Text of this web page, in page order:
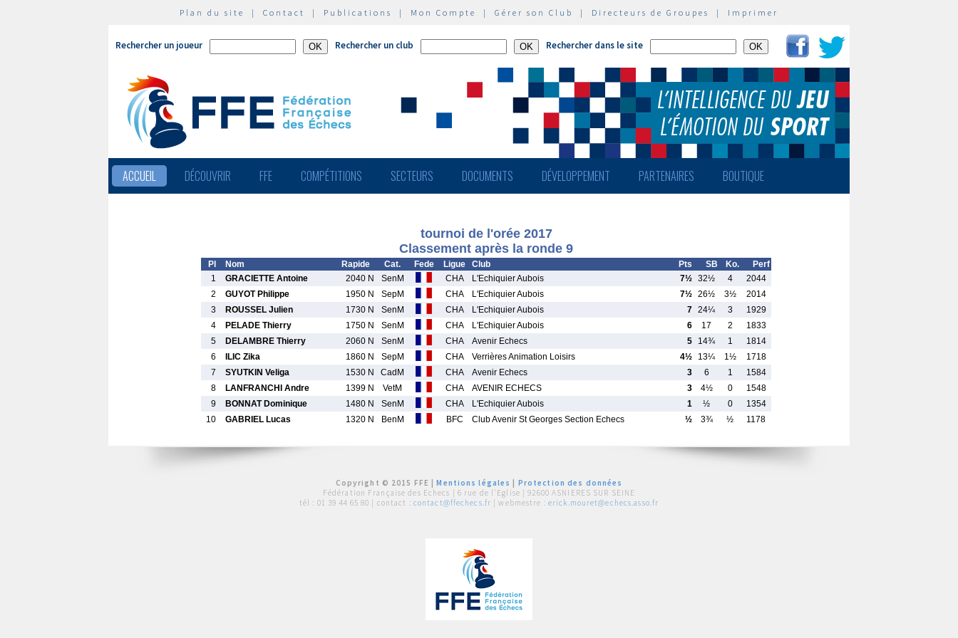
Plan du site | Contact | Publications | Mon Compte | Gérer son Club | Directeurs de Groupes | Imprimer
Rechercher un joueur Rechercher un club Rechercher dans le site
ACCUEIL DÉCOUVRIR FFE COMPÉTITIONS SECTEURS DOCUMENTS DÉVELOPPEMENT PARTENAIRES BOUTIQUE
tournoi de l'orée 2017
Classement après la ronde 9
Pl Nom Rapide Cat. Fede Ligue Club Pts SB Ko.
Perf
1
GRACIETTE Antoine 2040 N SenM CHA L'Echiquier Aubois 7½ 32½ 4
2044
2
GUYOT Philippe 1950 N SepM CHA L'Echiquier Aubois 7½ 26½ 3½
2014
3
ROUSSEL Julien 1730 N SenM CHA L'Echiquier Aubois 7 24¼ 3
1929
4
PELADE Thierry 1750 N SenM CHA L'Echiquier Aubois 6 17 2
1833
5
DELAMBRE Thierry 2060 N SenM CHA Avenir Echecs 5 14¾ 1
1814
6
ILIC Zika 1860 N SepM CHA Verrières Animation Loisirs 4½ 13¼ 1½
1718
7
SYUTKIN Veliga 1530 N CadM CHA Avenir Echecs 3 6 1
1584
8
LANFRANCHI Andre 1399 N VetM CHA AVENIR ECHECS 3 4½ 0
1548
9
BONNAT Dominique 1480 N SenM CHA L'Echiquier Aubois 1 ½ 0
1354
10
GABRIEL Lucas 1320 N BenM BFC Club Avenir St Georges Section Echecs ½ 3¾ ½ 1178
Copyright © 2015 FFE |Mentions légales
Protection des données
Fédération Française des Echecs | 6 rue de l'Eglise | 92600 ASNIERES SUR SEINE
tél : 01 39 44 65 80 | contact : contact@ffechecs.fr | webmestre : erick.mouret@echecs.asso.fr